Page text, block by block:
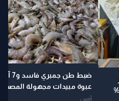
ضبط طن جمبري
عبوة مبيدات مجهولة المصدر
بالبحيرة
أمس